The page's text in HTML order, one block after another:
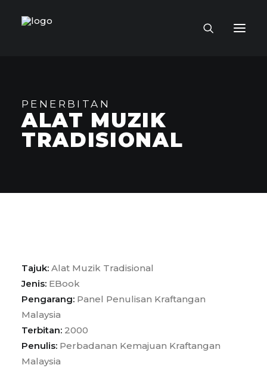
MUZIUM MAYA
TOKOH KRAF
PENERBITAN
ALAT MUZIK
TRADISIONAL
Tajuk: Alat Muzik Tradisional
Jenis: EBook
Pengarang: Panel Penulisan Kraftangan
Malaysia
Terbitan: 2000
Penulis: Perbadanan Kemajuan Kraftangan
Malaysia